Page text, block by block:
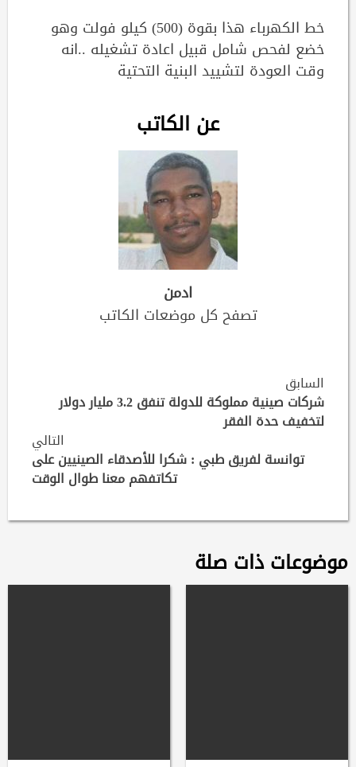
خط الكهرباء هذا بقوة (500) كيلو فولت وهو
خضع لفحص شامل قبيل اعادة تشغيله ..انه
وقت العودة لتشييد البنية التحتية
عن الكاتب
ادمن
تصفح كل موضعات الكاتب
Continue
Reading
السابق
شركات صينية مملوكة للدولة تنفق 3.2 مليار دولار
لتخفيف حدة الفقر
التالي
توانسة لفريق طبي : شكرا للأصدقاء الصينيين على
تكاتفهم معنا طوال الوقت
موضوعات ذات صلة